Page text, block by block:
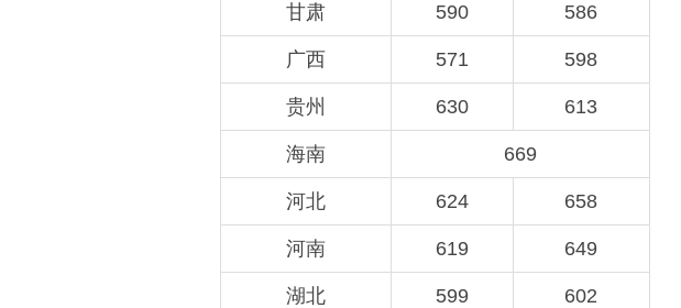
甘肃 590 586
广西 571 598
贵州 630 613
海南 669
河北 624 658
河南 619 649
湖北 599 602